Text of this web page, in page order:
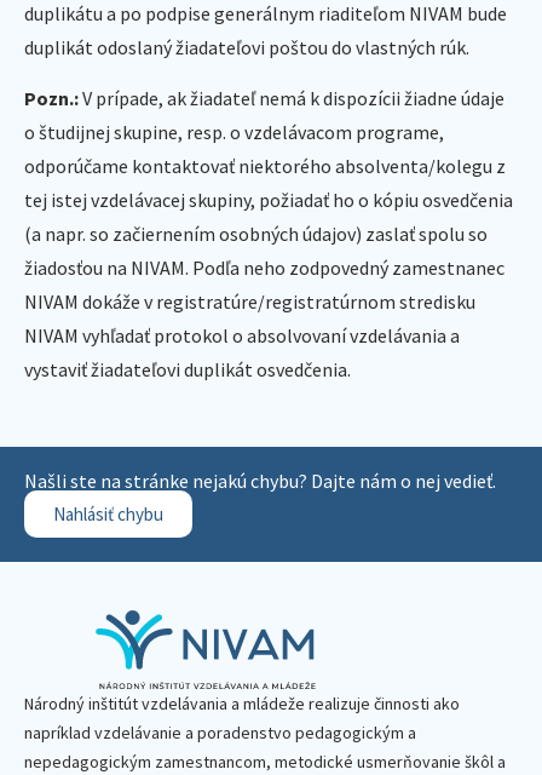
duplikátu a po podpise generálnym riaditeľom NIVAM bude
duplikát odoslaný žiadateľovi poštou do vlastných rúk.
Pozn.:V prípade, ak žiadateľ nemá k dispozícii žiadne údaje
o študijnej skupine, resp. o vzdelávacom programe,
odporúčame kontaktovať niektorého absolventa/kolegu z
tej istej vzdelávacej skupiny, požiadať ho o kópiu osvedčenia
(a napr. so začiernením osobných údajov) zaslať spolu so
žiadosťou na NIVAM. Podľa neho zodpovedný zamestnanec
NIVAM dokáže v registratúre/registratúrnom stredisku
NIVAM vyhľadať protokol o absolvovaní vzdelávania a
vystaviť žiadateľovi duplikát osvedčenia.
Našli ste na stránke nejakú chybu? Dajte nám o nej vedieť.
Nahlásiť chybu
Národný inštitút vzdelávania a mládeže realizuje činnosti ako
napríklad vzdelávanie a poradenstvo pedagogickým a
nepedagogickým zamestnancom, metodické usmerňovanie škôl a